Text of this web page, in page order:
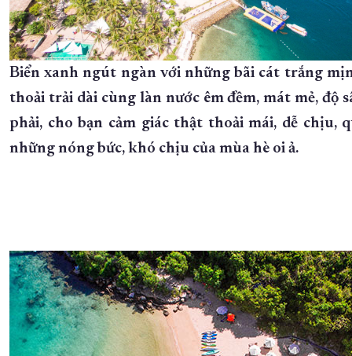
Biển xanh ngút ngàn với những bãi cát trắng
thoải trải dài cùng làn nước êm đềm, mát mẻ, độ
phải, cho bạn cảm giác thật thoải mái, dễ chịu,
những nóng bức, khó chịu của mùa hè oi ả.